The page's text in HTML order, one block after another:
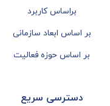
براساس کاربرد
بر اساس ابعاد سازمانی
بر اساس حوزه فعالیت
دسترسی سریع